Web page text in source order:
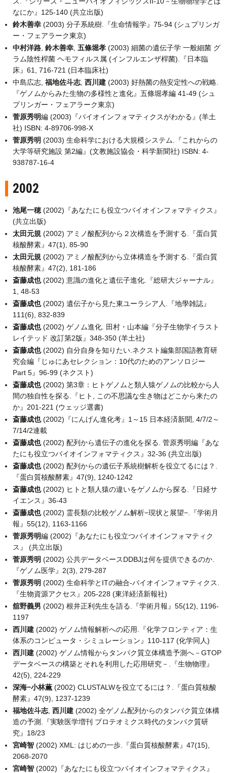
なにか』125-140 (共立出版)
鈴木善幸 (2003) 分子系統樹.『生命情報学』75-94 (シュプリンガ
ー・フェアラーク東京)
中村洋路 鈴木善幸 五條堀孝 (2003) 細菌の遺伝子学 一般細菌 グ
ラム陰性桿菌 ヘモフィルス属 (インフルエンザ桿菌).『日本臨
床』61, 716-721 (日本臨床社)
中島広志, 福地佐斗志 西川建 (2003) 好熱菌の熱安定性への戦略.
『ゲノムからみた生物の多様性と進化』五條堀孝編 41-49 (シュ
プリンガー・フェアラーク東京)
菅原秀明編 (2003)『バイオインフォマティクスがわかる』(羊土
社) ISBN: 4-89706-998-X
菅原秀明 (2003) 生命科学における大規模システム.『これからの
大学等研究施設 第2編』(文教施設協会・科学新聞社) ISBN: 4-
938787-16-4
2002
池尾一穂(2002)『あなたにも役立つバイオインフォマティクス』
(共立出版)
太田元規 (2002) アミノ酸配列から２次構造を予測する.『蛋白質
核酸酵素』47(1), 85-90
太田元規 (2002) アミノ酸配列から立体構造を予測する.『蛋白質
核酸酵素』47(2), 181-186
斎藤成也(2002) 意識の進化と遺伝子進化.『総研大ジャーナル』
1, 48-53
斎藤成也(2002) 遺伝子から見た東ユーラシア人.『地學雑誌』
111(6), 832-839
斎藤成也(2002) ゲノム進化. 田村・山本編『分子生物学イラスト
レイテッド 改訂第2版』348-350 (羊土社)
斎藤成也(2002) 自分自身を知りたい.ネクスト編集部国語教育研
究会編『じゅにあセレクション：10代のためのアンソロジー
Part 5』96-99 (ネクスト)
斎藤成也(2002) 第3章：ヒトゲノムと類人猿ゲノムの比較から人
間の独自性を探る.『ヒト, この不思議な生き物はどこから来たの
か』201-221 (ウェッジ選書)
斎藤成也(2002)『にんげん進化考』1～15 日本経済新聞, 4/7/2～
7/14/2連載
斎藤成也(2002) 配列から遺伝子の進化を探る. 菅原秀明編『あな
たにも役立つバイオインフォマティクス』32-36 (共立出版)
斎藤成也(2002) 配列からの遺伝子系統樹解析を役立てるには？.
『蛋白質核酸酵素』47(9), 1240-1242
斎藤成也(2002) ヒトと類人猿の違いをゲノムから探る.『日経サ
イエンス』36-43
斎藤成也(2002) 霊長類の比較ゲノム解析−現状と展望−.『学術月
報』55(12), 1163-1166
菅原秀明編 (2002)『あなたにも役立つバイオインフォマティク
ス』 (共立出版)
菅原秀明 (2002) 公共データベースDDBJは何を提供できるのか.
『ゲノム医学』2(3), 279-287
菅原秀明 (2002) 生命科学とITの融合-バイオインフォマティクス.
『生物資源アクセス』205-228 (東洋経済新報社)
舘野義男 (2002) 根井正利先生を語る.『学術月報』55(12), 1196-
1197
西川建 (2002) ゲノム情報解析への応用.『化学フロンティア：生
体系のコンピュータ・シミュレーション』110-117 (化学同人)
西川建 (2002) ゲノム情報からタンパク質立体構造予測へ－GTOP
データベースの構築とそれを利用した応用研究－.『生物物理』
42(5), 224-229
深海−小林薫 (2002) CLUSTALWを役立てるには？.『蛋白質核酸
酵素』47(9), 1237-1239
福地佐斗志 西川建 (2002) 全ゲノム配列からのタンパク質立体構
造の予測.『実験医学増刊 プロテオミクス時代のタンパク質研
究』18/23
宮崎智 (2002) XML: はじめの一歩.『蛋白質核酸酵素』47(15),
2068-2070
宮崎智 (2002)『あなたにも役立つバイオインフォマティクス』